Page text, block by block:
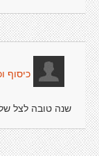
כיסוף
שנה טובה לצל